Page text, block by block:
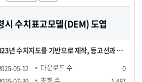
산물 실구매 영수증 데이터
트 농산물(과일, 채소) 소비 데이터 - 기간
널 :
수증_이름, 회원_번호, 성별, 연령대, 구매
06-25 다운로드 수 0
조회 수
증 이미지 데이터
형마트, 편의점 기간 :
프라인 모두 포함되어있으며 사진마다 화질
06-24 다운로드 수 0
조회 수
채널별 TOP 100 SKU
▶
시스마켓, 자연드
년 1월 ~ FACT : 매출수량 기준 TOP 100
06-24 다운로드 수 0
조회 수
지역별 외식 물가
터] - 1개월 기준 -- 집계형 (지
, 중앙값, Q1, Q3 값) : 업종당 9만 9천원 --
06-24 다운로드 수 0
조회 수
스트레스 진단데이터
"의 "스트레스 진단데이터"를 기반으로,
망, Generative Adversarial Networks)
성데이터입니다. 합성데이터는 개
06-07 다운로드 수 1
조회 수
수치표고모델(DEM) 도엽
년 수치지도를 기반으로 제작, 등고선과 표
오류와 표고오류를 수정 *기간 및 범위 :
칼럼정보
05-12 다운로드 수 0
조회 수